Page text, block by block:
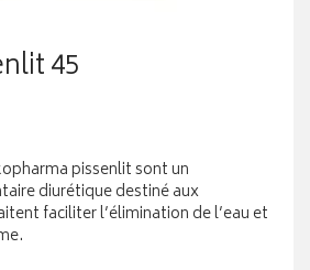
45
pissenlit sont un
diurétique destiné aux
faciliter l’élimination de l’eau et